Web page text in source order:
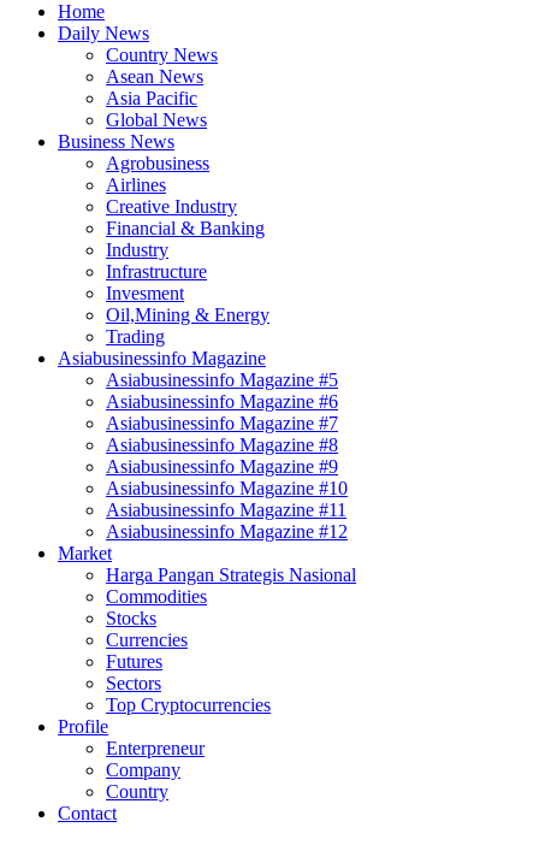
Home
Daily News
Country News
Asean News
Asia Pacific
Global News
Business News
Agrobusiness
Airlines
Creative Industry
Financial & Banking
Industry
Infrastructure
Invesment
Oil,Mining & Energy
Trading
Asiabusinessinfo Magazine
Asiabusinessinfo Magazine #5
Asiabusinessinfo Magazine #6
Asiabusinessinfo Magazine #7
Asiabusinessinfo Magazine #8
Asiabusinessinfo Magazine #9
Asiabusinessinfo Magazine #10
Asiabusinessinfo Magazine #11
Asiabusinessinfo Magazine #12
Market
Harga Pangan Strategis Nasional
Commodities
Stocks
Currencies
Futures
Sectors
Top Cryptocurrencies
Profile
Enterpreneur
Company
Country
Contact